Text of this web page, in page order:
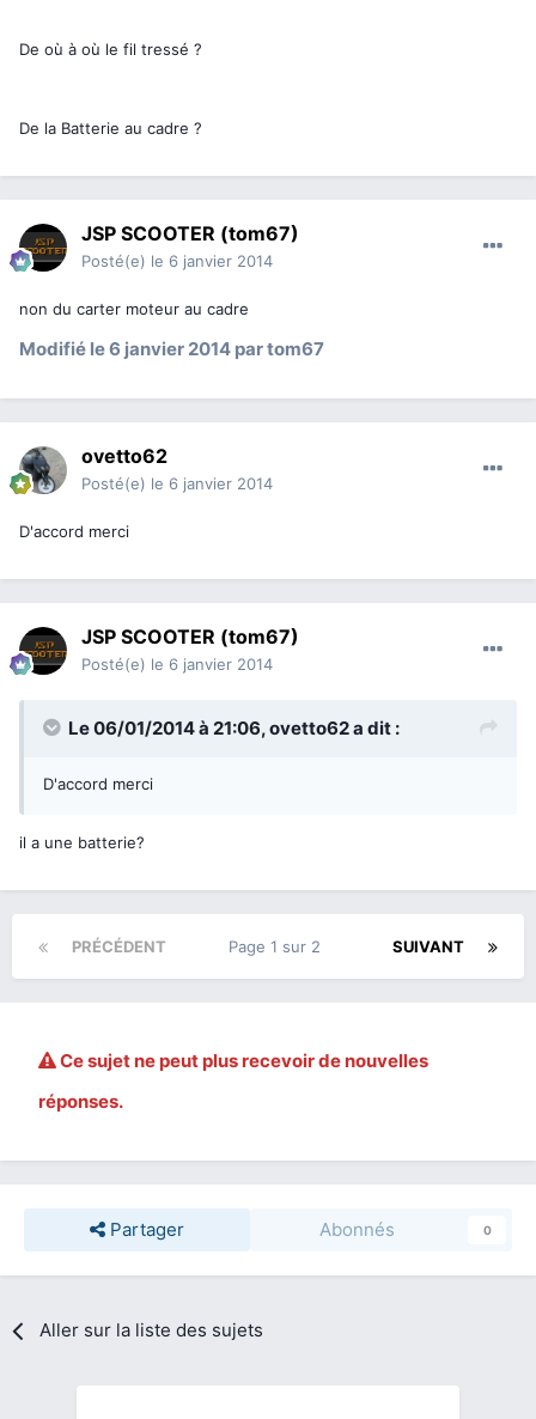
De où à où le fil tressé ?
De la Batterie au cadre ?
JSP SCOOTER (tom67)
Posté(e) le 6 janvier 2014
non du carter moteur au cadre
Modifié le 6 janvier 2014 par tom67
ovetto62
Posté(e) le 6 janvier 2014
D'accord merci
JSP SCOOTER (tom67)
Posté(e) le 6 janvier 2014
Le 06/01/2014 à 21:06, ovetto62 a dit :
D'accord merci
il a une batterie?
PRÉCÉDENT SUIVANT
Page 1 sur 2
Ce sujet ne peut plus recevoir de nouvelles
réponses.
Partager Abonnés 0
Aller sur la liste des sujets